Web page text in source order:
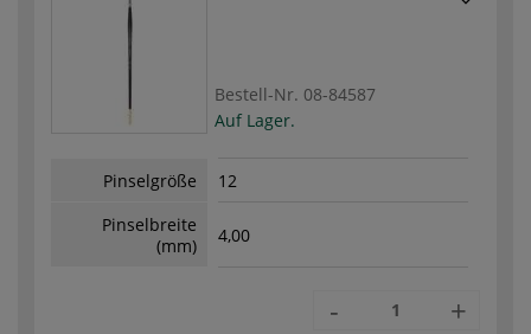
Bestell-Nr. 08-84587
Auf Lager.
Pinselgröße
12
Pinselbreite
(mm)
4,00
- +